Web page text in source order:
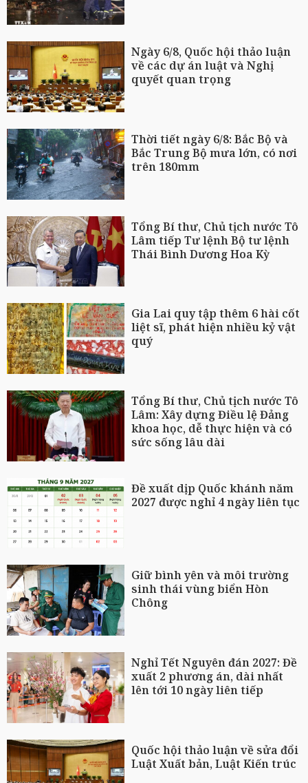
Ngày 6/8, Quốc hội thảo luận
về các dự án luật và Nghị
quyết quan trọng
Thời tiết ngày 6/8: Bắc Bộ và
Bắc Trung Bộ mưa lớn, có nơi
trên 180mm
Tổng Bí thư, Chủ tịch nước Tô
Lâm tiếp Tư lệnh Bộ tư lệnh
Thái Bình Dương Hoa Kỳ
Gia Lai quy tập thêm 6 hài cốt
liệt sĩ, phát hiện nhiều kỷ vật
quý
Tổng Bí thư, Chủ tịch nước Tô
Lâm: Xây dựng Điều lệ Đảng
khoa học, dễ thực hiện và có
sức sống lâu dài
Đề xuất dịp Quốc khánh năm
2027 được nghỉ 4 ngày liên tục
Giữ bình yên và môi trường
sinh thái vùng biển Hòn
Chông
Nghỉ Tết Nguyên đán 2027: Đề
xuất 2 phương án, dài nhất
lên tới 10 ngày liên tiếp
Quốc hội thảo luận về sửa đổi
Luật Xuất bản, Luật Kiến trúc